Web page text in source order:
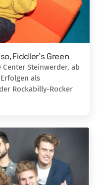
Fiddler’s Green
Center Steinwerder, ab
als
Rockabilly-Rocker